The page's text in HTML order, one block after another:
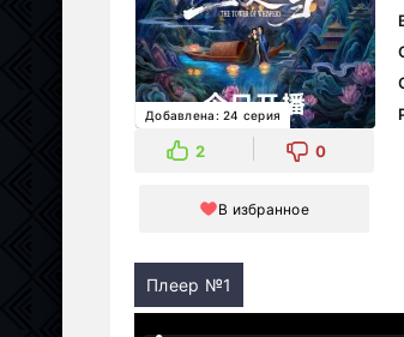
Добавлена: 24 серия
2 0
В избранное
Плеер №1